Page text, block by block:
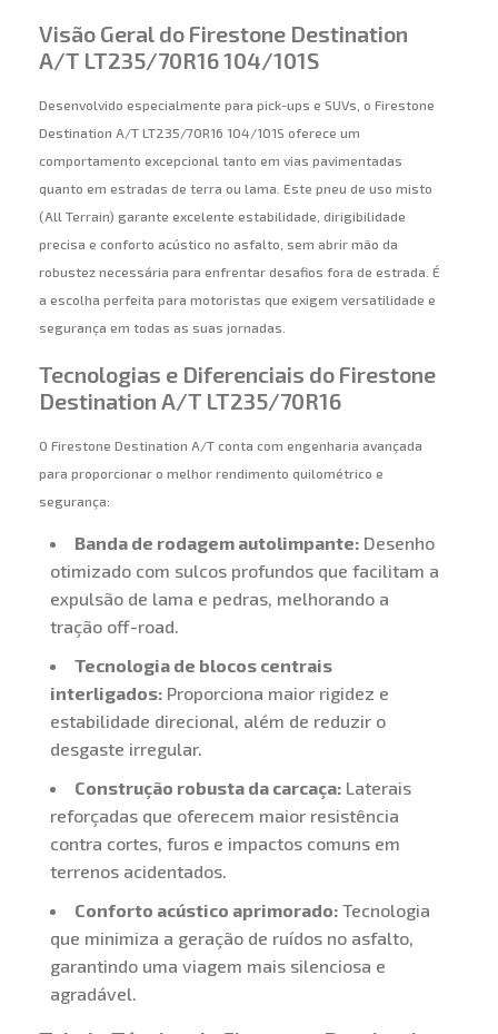
Visão Geral do Firestone Destination
A/T LT235/70R16 104/101S
Desenvolvido especialmente para pick-ups e SUVs, o Firestone
Destination A/T LT235/70R16 104/101S oferece um
comportamento excepcional tanto em vias pavimentadas
quanto em estradas de terra ou lama. Este pneu de uso misto
(All Terrain) garante excelente estabilidade, dirigibilidade
precisa e conforto acústico no asfalto, sem abrir mão da
robustez necessária para enfrentar desafios fora de estrada. É
a escolha perfeita para motoristas que exigem versatilidade e
segurança em todas as suas jornadas.
Tecnologias e Diferenciais do Firestone
Destination A/T LT235/70R16
O Firestone Destination A/T conta com engenharia avançada
para proporcionar o melhor rendimento quilométrico e
segurança:
Banda de rodagem autolimpante: Desenho
otimizado com sulcos profundos que facilitam a
expulsão de lama e pedras, melhorando a
tração off-road.
Tecnologia de blocos centrais
interligados: Proporciona maior rigidez e
estabilidade direcional, além de reduzir o
desgaste irregular.
Construção robusta da carcaça: Laterais
reforçadas que oferecem maior resistência
contra cortes, furos e impactos comuns em
terrenos acidentados.
Conforto acústico aprimorado: Tecnologia
que minimiza a geração de ruídos no asfalto,
garantindo uma viagem mais silenciosa e
agradável.